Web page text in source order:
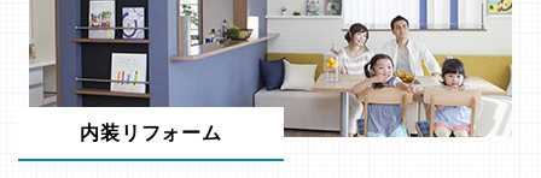
内装リフォーム